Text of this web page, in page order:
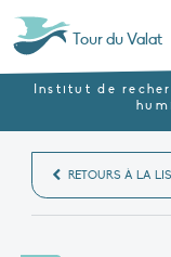
Tour du Valat
Institut de
RETOURS À LA